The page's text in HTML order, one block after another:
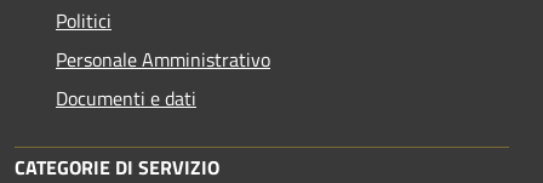
Politici
Personale Amministrativo
Documenti e dati
CATEGORIE DI SERVIZIO